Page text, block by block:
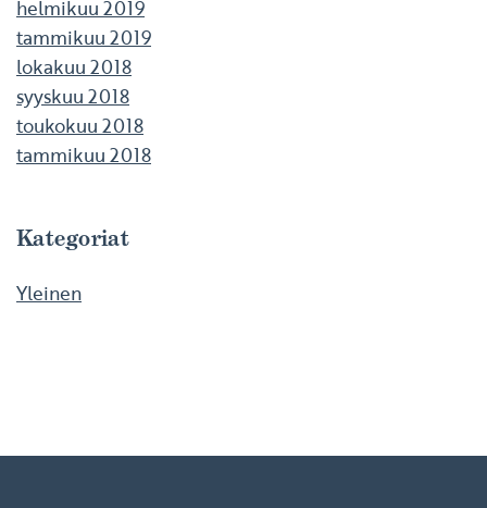
helmikuu 2019
tammikuu 2019
lokakuu 2018
syyskuu 2018
toukokuu 2018
tammikuu 2018
Kategoriat
Yleinen